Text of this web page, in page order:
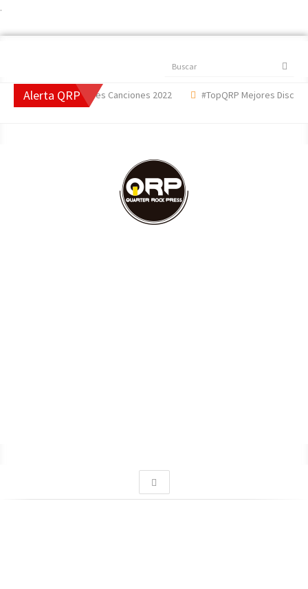
.
Buscar
Alerta QRP
#TopQRP Mejores Canciones 2022 #TopQRP Mejores Discos